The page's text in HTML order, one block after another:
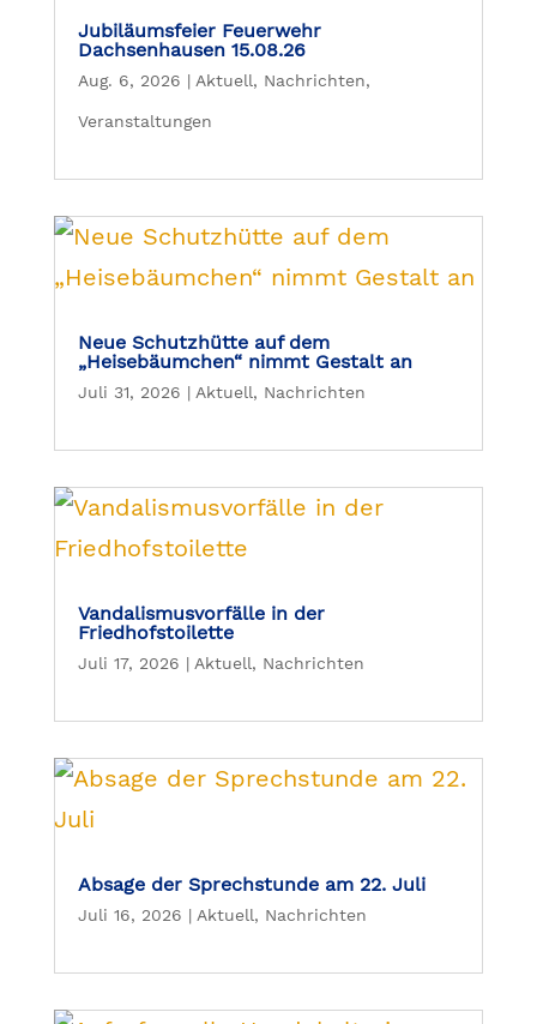
Jubiläumsfeier Feuerwehr
Dachsenhausen 15.08.26
Aug. 6, 2026 | Aktuell, Nachrichten,
Veranstaltungen
Neue Schutzhütte auf dem
„Heisebäumchen“ nimmt Gestalt an
Juli 31, 2026 | Aktuell, Nachrichten
Vandalismusvorfälle in der
Friedhofstoilette
Juli 17, 2026 | Aktuell, Nachrichten
Absage der Sprechstunde am 22. Juli
Juli 16, 2026 | Aktuell, Nachrichten